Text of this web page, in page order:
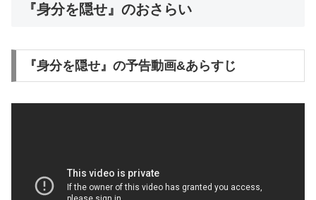
『身分を隠せ』のおさらい
『身分を隠せ』の予告動画&あらすじ